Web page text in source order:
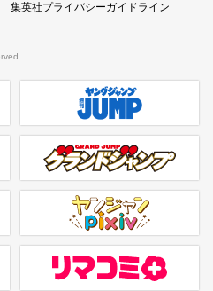
集英社プライバシーガイドライン
週刊ヤングジャンプ公式サイト
グランドジャンプ
ヤンジャンpixiv
リマコミ＋